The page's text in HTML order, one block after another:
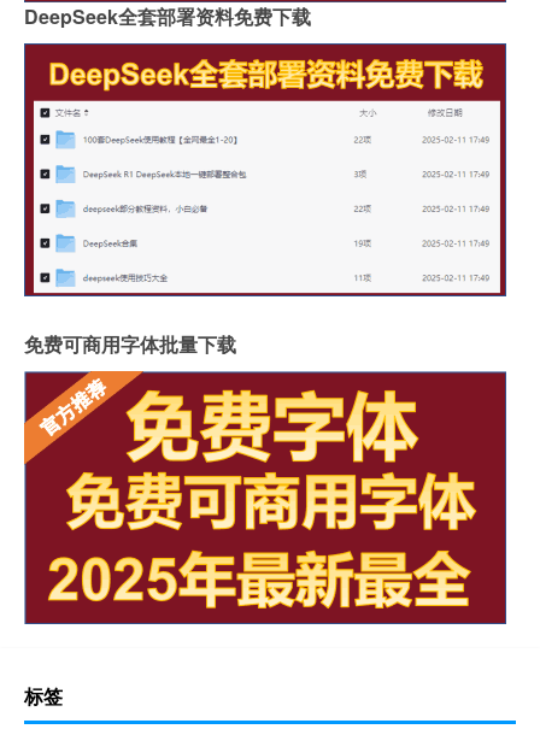
DeepSeek全套部署资料免费下载
免费可商用字体批量下载
标签